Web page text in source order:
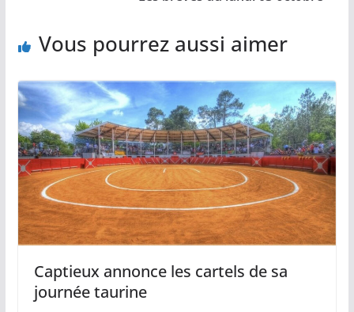
Vous pourrez aussi aimer
Captieux annonce les cartels de sa
journée taurine